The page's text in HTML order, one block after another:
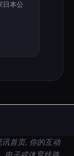
日本公
首页, 你的互动